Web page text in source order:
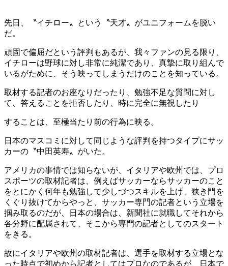
先日、〝イチロー〟という〝天才〟がユニフォームを脱い
だ。
頑固で偏屈だという評判もあるが、我々ファンの見る限り、
イチローは野球に対し非常に純潔であり、真摯に取り組んで
いるがために、そう映ってしまうだけのことを知っている。
取材する記者のお座なりだったり、勉強不足な質問に対し
て、答えることを拒否したり、時に完全に無視したり
することは、至極当たり前の行為に映る。
日本のマスコミに対して同じような評判を持つタイプにサッ
カーの〝中田英寿〟がいた。
アメリカの事情では知らないが、イタリアや欧州では、プロ
スポーツの取材記者は、例えばサッカーならサッカーのこと
をとにかく何年も勉強して少しづつスキルを上げ、狭き門を
くぐり抜けてからやっと、サッカー専門の記者という立場を
掴み取るのだが、日本の場合は、新聞社に就職してそれから
各分野に配属されて、そこから専門の記者としてのスタート
をきる。
故にイタリアや欧州の取材記者は、選手を取材する立場とな
った時点で初めから記者としてはプロなのであるが、日本で